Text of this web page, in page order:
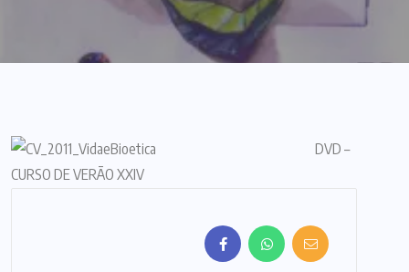
DVD –
CURSO DE VERÃO XXIV